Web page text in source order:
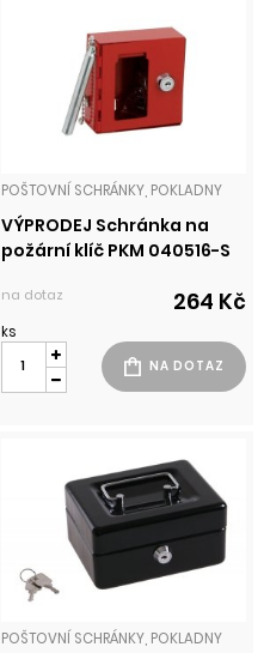
POŠTOVNÍ SCHRÁNKY, POKLADNY
VÝPRODEJ Schránka na
požární klíč PKM 040516-S
na dotaz 264 Kč
ks
POŠTOVNÍ SCHRÁNKY, POKLADNY